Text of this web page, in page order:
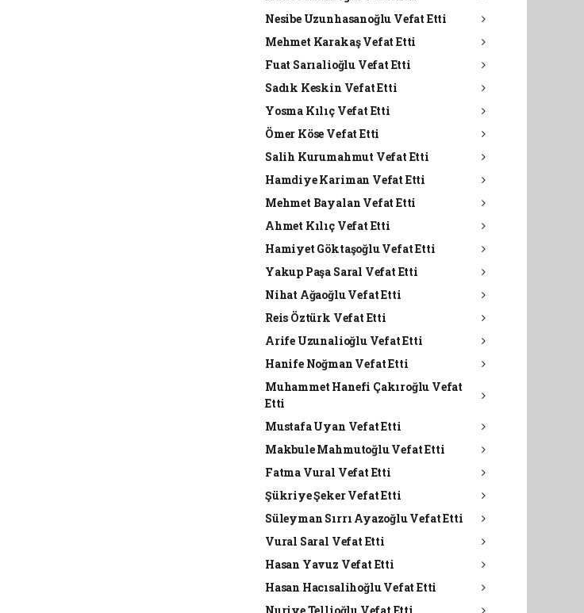
Nesibe Uzunhasanoğlu Vefat Etti
Mehmet Karakaş Vefat Etti
Fuat Sarıalioğlu Vefat Etti
Sadık Keskin Vefat Etti
Yosma Kılıç Vefat Etti
Ömer Köse Vefat Etti
Salih Kurumahmut Vefat Etti
Hamdiye Kariman Vefat Etti
Mehmet Bayalan Vefat Etti
Ahmet Kılıç Vefat Etti
Hamiyet Göktaşoğlu Vefat Etti
Yakup Paşa Saral Vefat Etti
Nihat Ağaoğlu Vefat Etti
Reis Öztürk Vefat Etti
Arife Uzunalioğlu Vefat Etti
Hanife Noğman Vefat Etti
Muhammet Hanefi Çakıroğlu Vefat
Etti
Mustafa Uyan Vefat Etti
Makbule Mahmutoğlu Vefat Etti
Fatma Vural Vefat Etti
Şükriye Şeker Vefat Etti
Süleyman Sırrı Ayazoğlu Vefat Etti
Vural Saral Vefat Etti
Hasan Yavuz Vefat Etti
Hasan Hacısalihoğlu Vefat Etti